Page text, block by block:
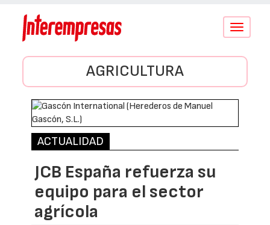
Conmutar
AGRICULTURA
ACTUALIDAD
JCB España refuerza su
equipo para el sector
agrícola